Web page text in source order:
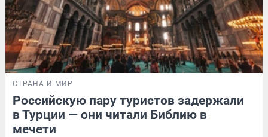
СТРАНА И МИР
Российскую пару туристов задержали
в Турции — они читали Библию в
мечети